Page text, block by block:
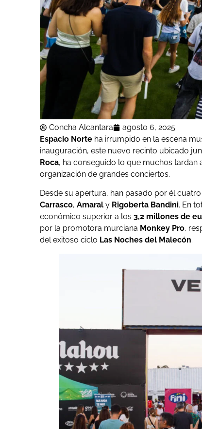
Concha Alcantara
agosto 6, 2025
Espacio Norte ha irrumpido en la escena
inauguración, este nuevo recinto ubicado
Roca, ha conseguido lo que muchos tardan
organización de grandes conciertos.
Desde su apertura, han pasado por él
Carrasco, Amaral y Rigoberta Bandini. En
económico superior a los 3,2 millones de
por la promotora murciana Monkey Pro,
del exitoso ciclo Las Noches del Malecón.